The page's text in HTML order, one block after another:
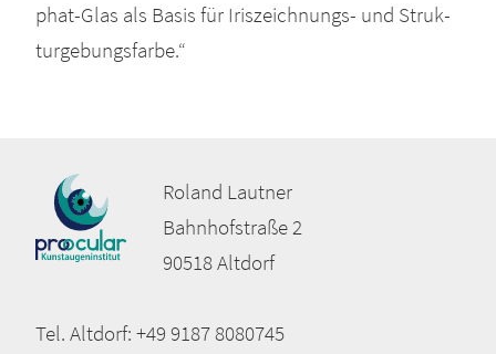
phat-Glas als Basis für Iris­zeich­nungs- und Struk­
tur­ge­bungs­far­be.“
Roland Laut­ner
Bahn­hof­stra­ße 2
90518 Alt­dorf
Tel. Alt­dorf: +49 9187 8080745